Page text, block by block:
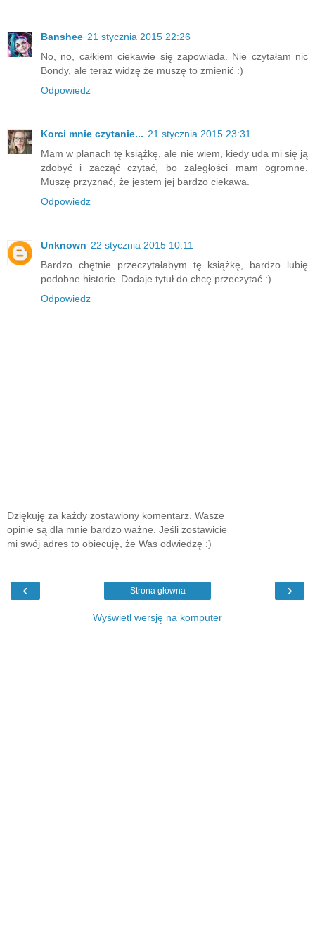
Banshee 21 stycznia 2015 22:26
No, no, całkiem ciekawie się zapowiada. Nie czytałam nic
Bondy, ale teraz widzę że muszę to zmienić :)
Odpowiedz
Korci mnie czytanie... 21 stycznia 2015 23:31
Mam w planach tę książkę, ale nie wiem, kiedy uda mi się ją
zdobyć i zacząć czytać, bo zaległości mam ogromne.
Muszę przyznać, że jestem jej bardzo ciekawa.
Odpowiedz
Unknown 22 stycznia 2015 10:11
Bardzo chętnie przeczytałabym tę książkę, bardzo lubię
podobne historie. Dodaje tytuł do chcę przeczytać :)
Odpowiedz
Dziękuję za każdy zostawiony komentarz. Wasze
opinie są dla mnie bardzo ważne. Jeśli zostawicie
mi swój adres to obiecuję, że Was odwiedzę :)
‹ ›
Strona główna
Wyświetl wersję na komputer